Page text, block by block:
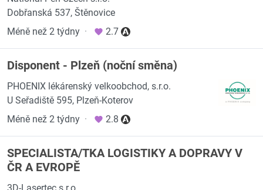
Dobřanská 537, Štěnovice
Méně než 2 týdny · 2.7
Disponent - Plzeň (noční směna)
PHOENIX lékárenský velkoobchod, s.r.o.
U Seřadiště 595, Plzeň-Koterov
Méně než 2 týdny · 2.8
SPECIALISTA/TKA LOGISTIKY A DOPRAVY V
ČR A EVROPĚ